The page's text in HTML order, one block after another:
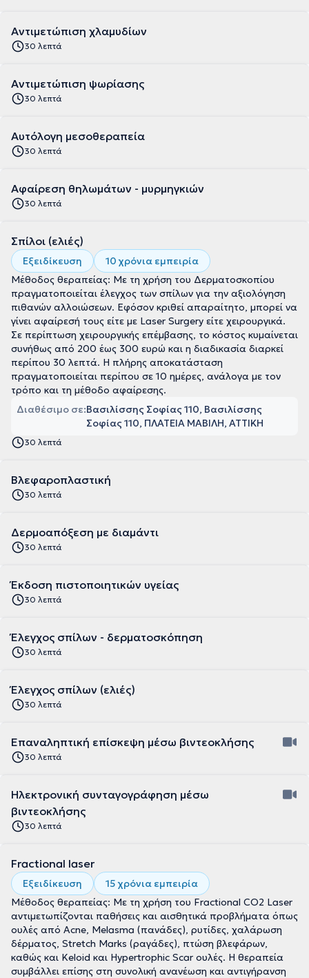
Αντιμετώπιση χλαμυδίων
30 λεπτά
Αντιμετώπιση ψωρίασης
30 λεπτά
Αυτόλογη μεσοθεραπεία
30 λεπτά
Αφαίρεση θηλωμάτων - μυρμηγκιών
30 λεπτά
Σπίλοι (ελιές)
Εξειδίκευση
10 χρόνια εμπειρία
Μέθοδος θεραπείας: Με τη χρήση του Δερματοσκοπίου
πραγματοποιείται έλεγχος των σπίλων για την αξιολόγηση
πιθανών αλλοιώσεων. Εφόσον κριθεί απαραίτητο, μπορεί να
γίνει αφαίρεσή τους είτε με Laser Surgery είτε χειρουργικά.
Σε περίπτωση χειρουργικής επέμβασης, το κόστος κυμαίνεται
συνήθως από 200 έως 300 ευρώ και η διαδικασία διαρκεί
περίπου 30 λεπτά. Η πλήρης αποκατάσταση
πραγματοποιείται περίπου σε 10 ημέρες, ανάλογα με τον
τρόπο και τη μέθοδο αφαίρεσης.
Διαθέσιμο σε:Βασιλίσσης Σοφίας 110, Βασιλίσσης
Σοφίας 110, ΠΛΑΤΕΙΑ ΜΑΒΙΛΗ, ΑΤΤΙΚΗ
30 λεπτά
Βλεφαροπλαστική
30 λεπτά
Δερμοαπόξεση με διαμάντι
30 λεπτά
Έκδοση πιστοποιητικών υγείας
30 λεπτά
Έλεγχος σπίλων - δερματοσκόπηση
30 λεπτά
Έλεγχος σπίλων (ελιές)
30 λεπτά
Επαναληπτική επίσκεψη μέσω βιντεοκλήσης
30 λεπτά
Ηλεκτρονική συνταγογράφηση μέσω
βιντεοκλήσης
30 λεπτά
Fractional laser
Εξειδίκευση
15 χρόνια εμπειρία
Μέθοδος θεραπείας: Με τη χρήση του Fractional CO2 Laser
αντιμετωπίζονται παθήσεις και αισθητικά προβλήματα όπως
ουλές από Acne, Melasma (πανάδες), ρυτίδες, χαλάρωση
δέρματος, Stretch Marks (ραγάδες), πτώση βλεφάρων,
καθώς και Keloid και Hypertrophic Scar ουλές. Η θεραπεία
συμβάλλει επίσης στη συνολική ανανέωση και αντιγήρανση